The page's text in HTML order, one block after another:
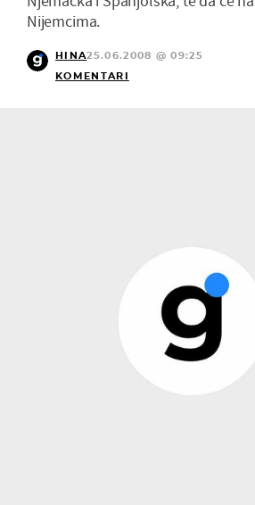
Nijemcima.
HINA25.06.2008 @ 09:25
KOMENTARI